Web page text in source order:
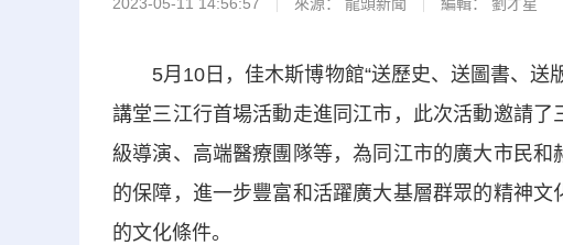
5月10日，佳木斯博物館“送歷史、送圖書、送
講堂三江行首場活動走進同江市，此次活動邀請
級導演、高端醫療團隊等，為同江市的廣大市民
的保障，進一步豐富和活躍廣大基層群眾的精神
的文化條件。